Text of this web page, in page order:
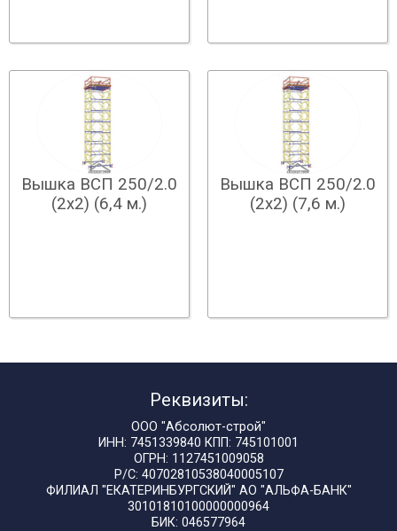
Вышка ВСП 250/2.0
(2х2) (6,4 м.)
Вышка ВСП 250/2.0
(2х2) (7,6 м.)
Реквизиты:
ООО "Абсолют-строй"
ИНН: 7451339840 КПП: 745101001
ОГРН: 1127451009058
Р/С: 40702810538040005107
ФИЛИАЛ "ЕКАТЕРИНБУРГСКИЙ" АО "АЛЬФА-БАНК"
30101810100000000964
БИК: 046577964